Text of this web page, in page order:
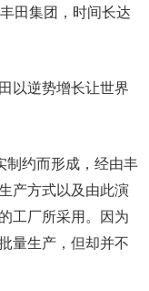
田集团，时间长达
以逆势增长让世界
制约而形成，经由丰
产方式以及由此演
工厂所采用。因为
量生产，但却并不